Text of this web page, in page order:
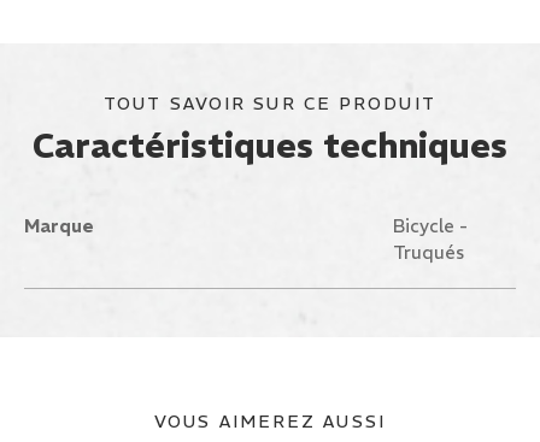
TOUT SAVOIR SUR CE PRODUIT
Caractéristiques techniques
Marque
Bicycle -
Truqués
VOUS AIMEREZ AUSSI